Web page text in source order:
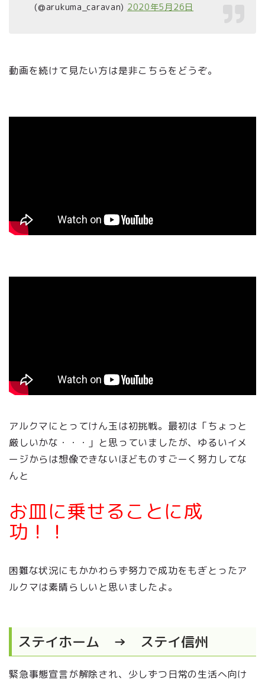
(@arukuma_caravan) 2020年5月26日
動画を続けて見たい方は是非こちらをどうぞ。
アルクマにとってけん玉は初挑戦。最初は「ちょっと
厳しいかな・・・」と思っていましたが、ゆるいイメ
ージからは想像できないほどものすごーく努力してな
んと
お皿に乗せることに成
功！！
困難な状況にもかかわらず努力で成功をもぎとったア
ルクマは素晴らしいと思いましたよ。
ステイホーム → ステイ信州
緊急事態宣言が解除され、少しずつ日常の生活へ向け